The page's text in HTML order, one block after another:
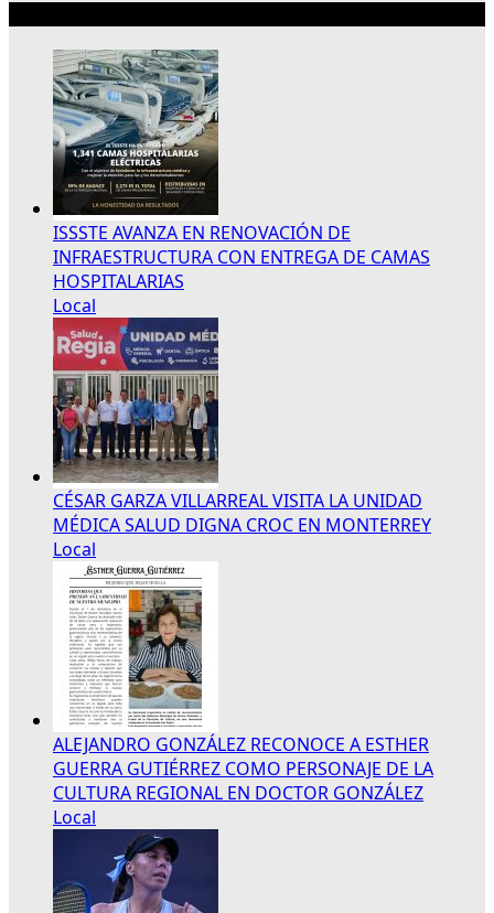
ISSSTE AVANZA EN RENOVACIÓN DE
INFRAESTRUCTURA CON ENTREGA DE CAMAS
HOSPITALARIAS
Local
CÉSAR GARZA VILLARREAL VISITA LA UNIDAD
MÉDICA SALUD DIGNA CROC EN MONTERREY
Local
ALEJANDRO GONZÁLEZ RECONOCE A ESTHER
GUERRA GUTIÉRREZ COMO PERSONAJE DE LA
CULTURA REGIONAL EN DOCTOR GONZÁLEZ
Local